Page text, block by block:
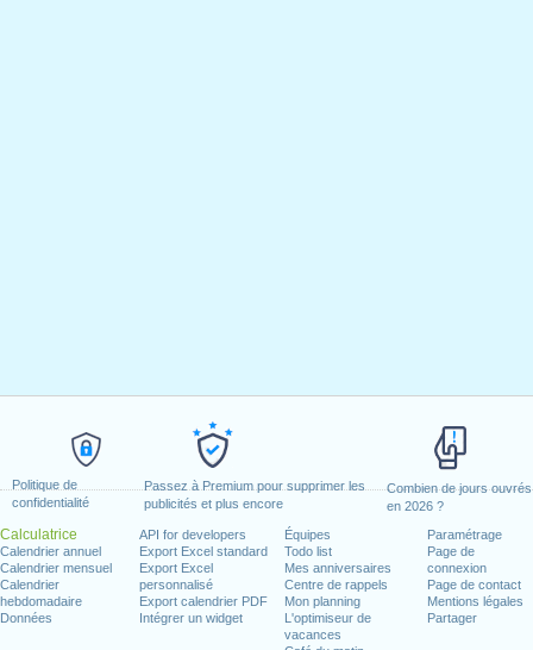
Politique de
confidentialité
Passez à Premium pour supprimer les
publicités et plus encore
Combien de jours ouvrés
en 2026 ?
Calculatrice
Calendrier annuel
Calendrier mensuel
Calendrier
hebdomadaire
Données
API for developers
Export Excel standard
Export Excel
personnalisé
Export calendrier PDF
Intégrer un widget
Équipes
Todo list
Mes anniversaires
Centre de rappels
Mon planning
L'optimiseur de
vacances
Paramétrage
Page de
connexion
Page de contact
Mentions légales
Partager